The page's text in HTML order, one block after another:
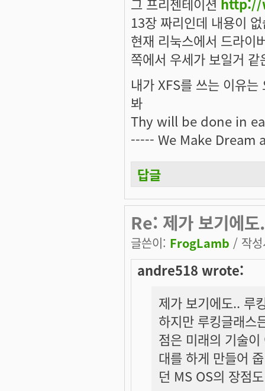
13장 짜리인데 내용이
현재 리눅스에서 드라이
쪽에서 우세가 보일거 같
내가 XFS를 쓰는 이유
봐
Thy will be done in
----- We Make Dream
답글
Re: 제가 보기에
글쓴이: FrogLamb / 작
andre518 wrote:
제가 보기에도.. 루
하지만 루킹글래스
점은 미래의 기술
대를 하게 만들어
던 MS OS의 장점